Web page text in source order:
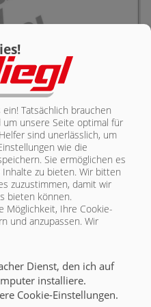
Tatsächlich brauchen
um unsere Seite optimal für
sind unerlässlich, um
wie die
Sie ermöglichen es
zu bieten. Wir bitten
zuzustimmen, damit wir
bieten können.
Möglichkeit, Ihre Cookie-
und anzupassen. Wir
Dienst, den ich auf
installiere.
Cookie-Einstellungen.